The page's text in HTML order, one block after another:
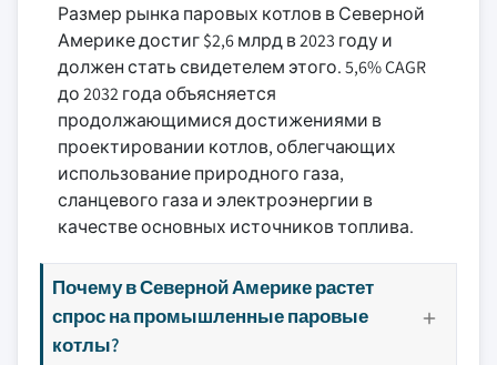
Размер рынка паровых котлов в Северной
Америке достиг $2,6 млрд в 2023 году и
должен стать свидетелем этого. 5,6% CAGR
до 2032 года объясняется
продолжающимися достижениями в
проектировании котлов, облегчающих
использование природного газа,
сланцевого газа и электроэнергии в
качестве основных источников топлива.
Почему в Северной Америке растет
спрос на промышленные паровые
котлы?